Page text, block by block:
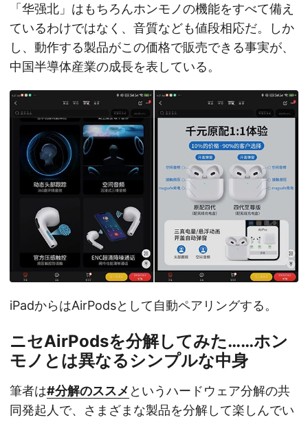
「华强北」はもちろんホンモノの機能をすべて備え
ているわけではなく、音質なども値段相応だ。しか
し、動作する製品がこの価格で販売できる事実が、
中国半導体産業の成長を表している。
iPadからはAirPodsとして自動ペアリングする。
ニセAirPodsを分解してみた……ホン
モノとは異なるシンプルな中身
筆者は#分解のススメ というハードウェア分解の共
同発起人で、さまざまな製品を分解して楽しんでい